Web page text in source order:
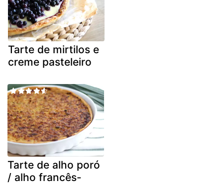
Tarte de mirtilos e
creme pasteleiro
Tarte de alho poró
/ alho francês-